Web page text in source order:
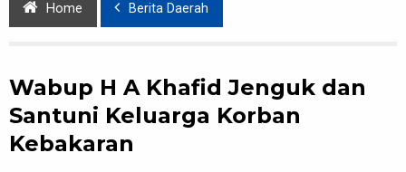
Home Berita Daerah
Wabup H A Khafid Jenguk dan
Santuni Keluarga Korban
Kebakaran